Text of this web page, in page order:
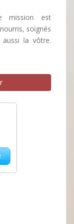
mission est
soignés
la vôtre.